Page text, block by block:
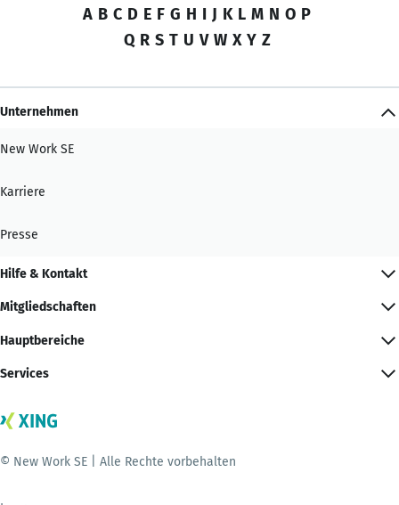
A B C D E F G H I J K L M N O P
Q R S T U V W X Y Z
Unternehmen
New Work SE
Karriere
Presse
Hilfe & Kontakt
Mitgliedschaften
Hauptbereiche
Services
© New Work SE | Alle Rechte vorbehalten